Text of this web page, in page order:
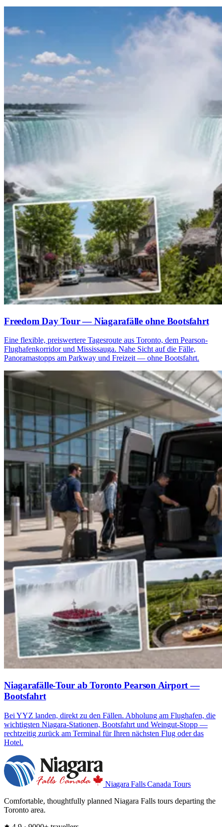
Freedom Day Tour — Niagarafälle ohne Bootsfahrt
Eine flexible, preiswertere Tagesroute aus Toronto, dem Pearson-
Flughafenkorridor und Mississauga. Nahe Sicht auf die Fälle,
Panoramastopps am Parkway und Freizeit — ohne Bootsfahrt.
Niagarafälle-Tour ab Toronto Pearson Airport —
Bootsfahrt
Bei YYZ landen, direkt zu den Fällen. Abholung am Flughafen, die
wichtigsten Niagara-Stationen, Bootsfahrt und Weingut-Stopp —
rechtzeitig zurück am Terminal für Ihren nächsten Flug oder das
Hotel.
Niagara FallsCanada Tours
Comfortable, thoughtfully planned Niagara Falls tours departing the
Toronto area.